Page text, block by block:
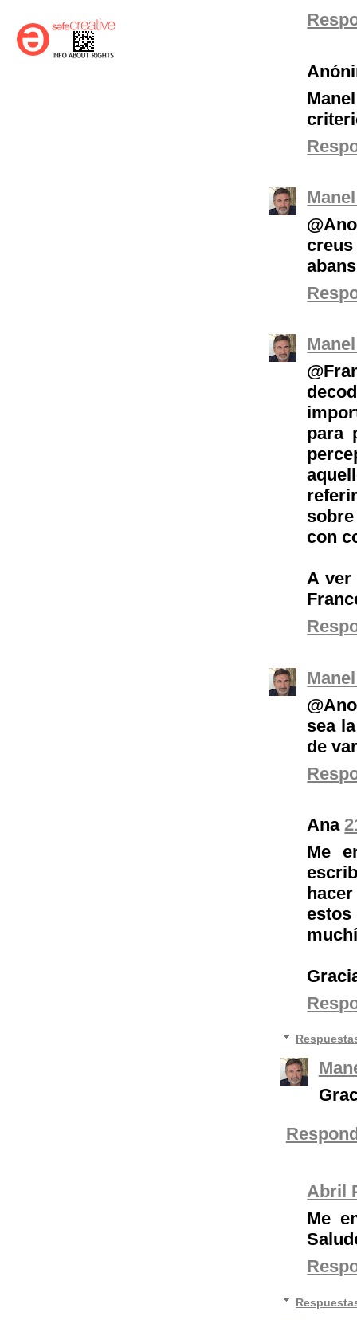
para
con
A ver
sea
de
Ana
Me
Abril
Me